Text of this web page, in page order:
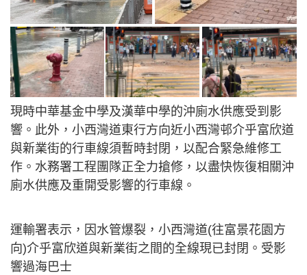
現時中華基金中學及漢華中學的沖廁水供應受到影
響。此外，小西灣道東行方向近小西灣邨介乎富欣道
與新業街的行車線須暫時封閉，以配合緊急維修工
作。水務署工程團隊正全力搶修，以盡快恢復相關沖
廁水供應及重開受影響的行車線。
運輸署表示，因水管爆裂，小西灣道(往富景花園方
向)介乎富欣道與新業街之間的全線現已封閉。受影
響過海巴士